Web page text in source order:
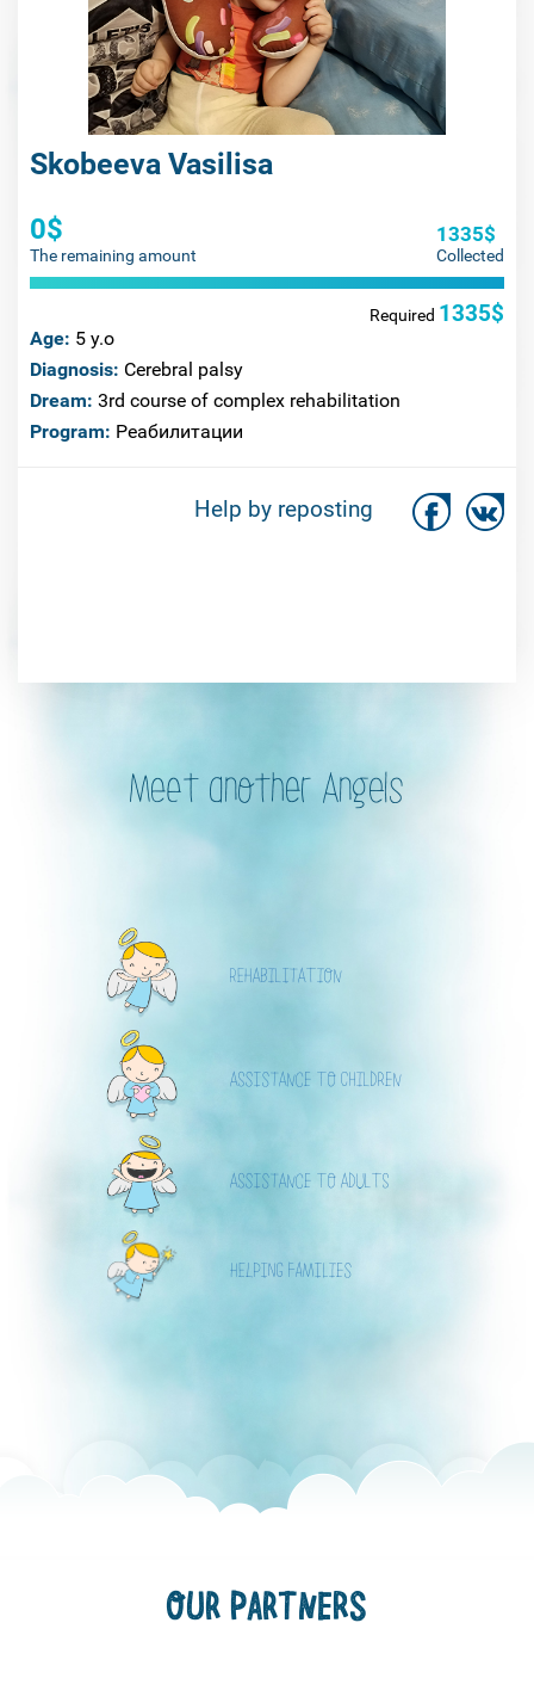
Skobeeva Vasilisa
0$
The remaining amount
1335$
Collected
Required 1335$
Age: 5 y.o
Diagnosis: Cerebral palsy
Dream: 3rd course of complex rehabilitation
Program: Реабилитации
Help by reposting
Meet another Angels
REHABILITATION
ASSISTANCE TO CHILDREN
ASSISTANCE TO ADULTS
HELPING FAMILIES
OUR PARTNERS